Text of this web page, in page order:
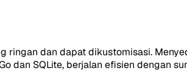
ringan dan dapat dikustomisasi.
dan SQLite, berjalan efisien dengan